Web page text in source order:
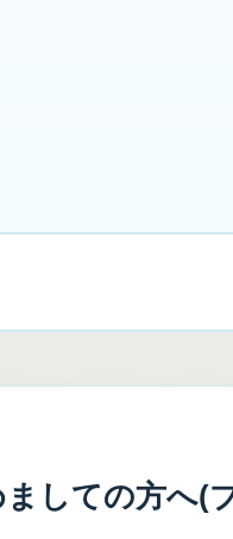
しての方へ(